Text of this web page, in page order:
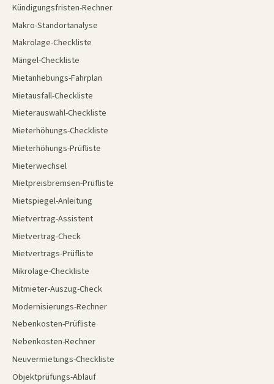
Kündigungsfristen-Rechner
Makro-Standortanalyse
Makrolage-Checkliste
Mängel-Checkliste
Mietanhebungs-Fahrplan
Mietausfall-Checkliste
Mieterauswahl-Checkliste
Mieterhöhungs-Checkliste
Mieterhöhungs-Prüfliste
Mieterwechsel
Mietpreisbremsen-Prüfliste
Mietspiegel-Anleitung
Mietvertrag-Assistent
Mietvertrag-Check
Mietvertrags-Prüfliste
Mikrolage-Checkliste
Mitmieter-Auszug-Check
Modernisierungs-Rechner
Nebenkosten-Prüfliste
Nebenkosten-Rechner
Neuvermietungs-Checkliste
Objektprüfungs-Ablauf